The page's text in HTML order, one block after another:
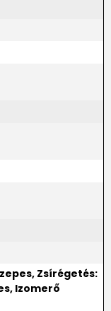
Zsírégetés:
Izomerő